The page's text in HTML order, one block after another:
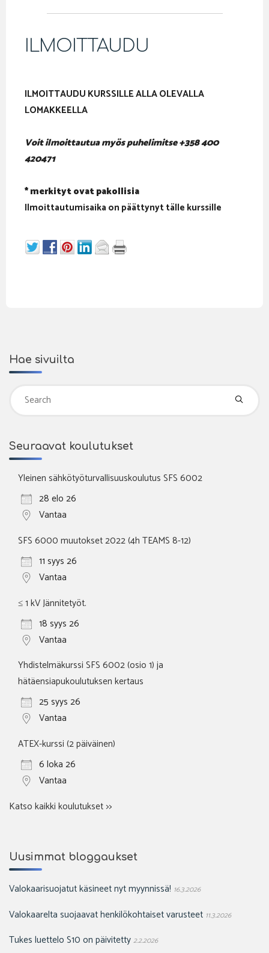
ILMOITTAUDU
ILMOITTAUDU KURSSILLE ALLA OLEVALLA
LOMAKKEELLA
Voit ilmoittautua myös puhelimitse +358 400
420471
* merkityt ovat pakollisia
Ilmoittautumisaika on päättynyt tälle kurssille
Hae sivuilta
Seuraavat koulutukset
Yleinen sähkötyöturvallisuuskoulutus SFS 6002
28 elo 26
Vantaa
SFS 6000 muutokset 2022 (4h TEAMS 8-12)
11 syys 26
Vantaa
≤ 1 kV Jännitetyöt.
18 syys 26
Vantaa
Yhdistelmäkurssi SFS 6002 (osio 1) ja
hätäensiapukoulutuksen kertaus
25 syys 26
Vantaa
ATEX-kurssi (2 päiväinen)
6 loka 26
Vantaa
Katso kaikki koulutukset >>
Uusimmat bloggaukset
Valokaarisuojatut käsineet nyt myynnissä! 16.3.2026
Valokaarelta suojaavat henkilökohtaiset varusteet 11.3.2026
Tukes luettelo S10 on päivitetty 2.2.2026